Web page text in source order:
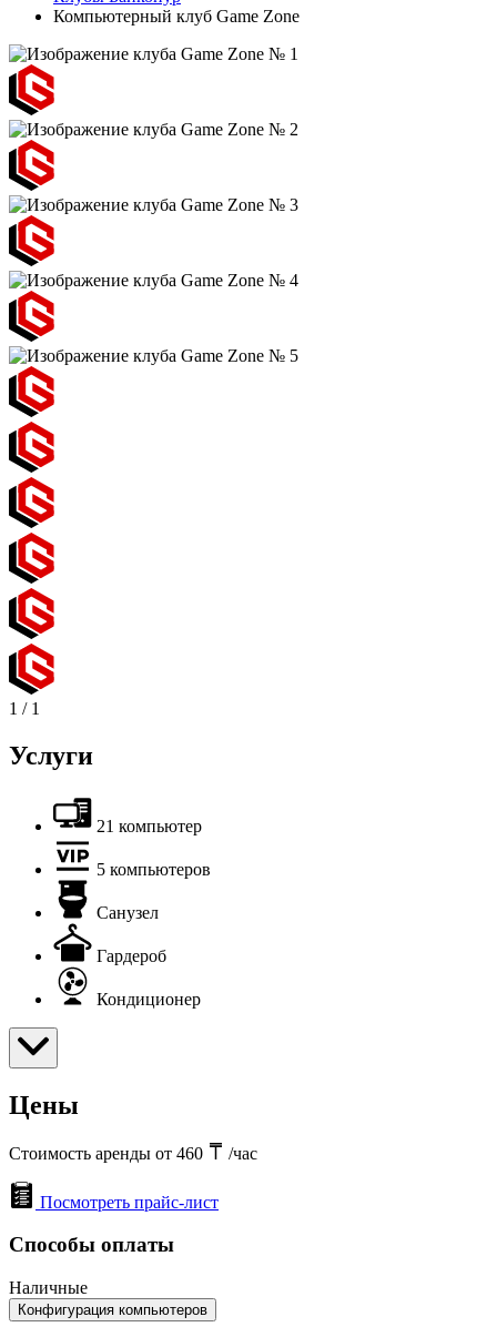
Компьютерный клуб Game Zone
1 / 1
Услуги
21 компьютер
5 компьютеров
Санузел
Гардероб
Кондиционер
Цены
Стоимость аренды от 460 /час
Посмотреть прайс-лист
Способы оплаты
Наличные
Конфигурация компьютеров